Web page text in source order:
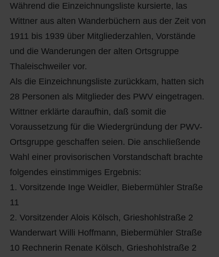
Während die Einzeichnungsliste kursierte, las
Wittner aus alten Wanderbüchern aus der Zeit von
1911 bis 1939 über Mitgliederzahlen, Vorstände
und die Wanderungen der alten Ortsgruppe
Thaleischweiler vor.
Als die Einzeichnungsliste zurückkam, hatten sich
28 Personen als Mitglieder des PWV eingetragen.
Wittner erklärte daraufhin, daß somit die
Voraussetzung für die Wiedergründung der PWV-
Ortsgruppe geschaffen seien. Die anschließende
Wahl einer provisorischen Vorstandschaft brachte
folgendes einstimmiges Ergebnis:
1. Vorsitzende Inge Weidler, Biebermühler Straße
11
2. Vorsitzender Alois Kölsch, Grieshohlstraße 2
Wanderwart Willi Hoffmann, Biebermühler Straße
10 Rechnerin Renate Kölsch, Grieshohlstraße 2